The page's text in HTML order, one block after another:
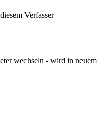
Verfasser
wechseln - wird in neuem